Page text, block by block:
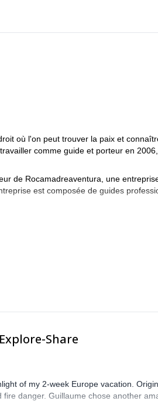
où l'on peut trouver la paix et
comme guide et porteur en
de Rocamadreaventura, une
est composée de guides
Share
of my 2-week Europe vacation.
danger. Guillaume chose another